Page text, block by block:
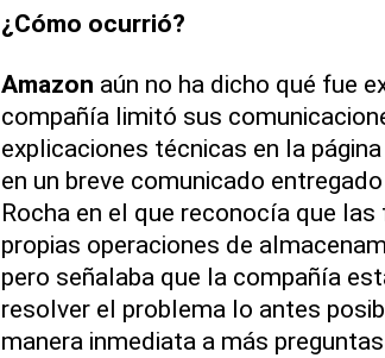
¿Cómo ocurrió?
Amazon aún no ha dicho qué fue
compañía limitó sus
explicaciones técnicas en la
en un breve comunicado
Rocha en el que reconocía que
propias operaciones de
pero señalaba que la compañía
resolver el problema lo antes
manera inmediata a más